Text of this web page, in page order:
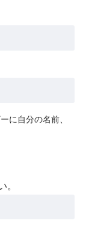
に自分の名前、
。